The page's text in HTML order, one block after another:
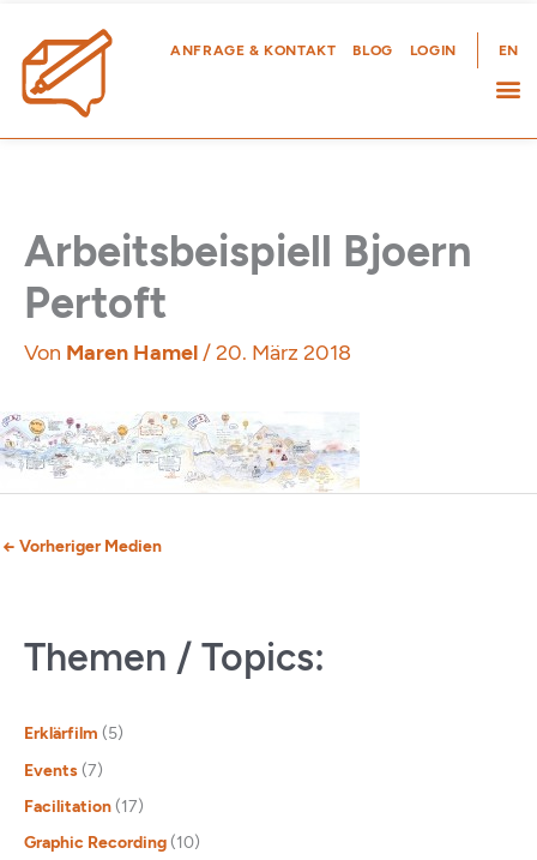
Inhalt
springen
ANFRAGE & KONTAKT BLOG LOGIN EN
Arbeitsbeispiell Bjoern
Pertoft
Von Maren Hamel/20. März 2018
← Vorheriger Medien
Themen / Topics:
Erklärfilm (5)
Events (7)
Facilitation (17)
Graphic Recording (10)